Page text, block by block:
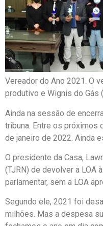
Vereador do Ano 2021. O
produtivo e Wignis do Gás
Ainda na sessão de
tribuna. Entre os próximos
de janeiro de 2022. Ainda
O presidente da Casa,
(TJRN) de devolver a LOA
parlamentar, sem a LOA
Segundo ele, 2021 foi
milhões. Mas a despesa